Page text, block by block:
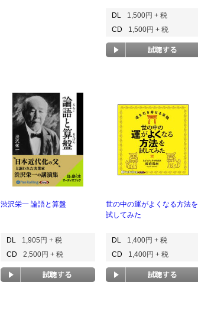
DL
1,500円 + 税
CD
1,500円 + 税
渋沢栄一 論語と算盤
DL
1,905円 + 税
CD
2,500円 + 税
世の中の運がよくなる方法を
試してみた
DL
1,400円 + 税
CD
1,400円 + 税